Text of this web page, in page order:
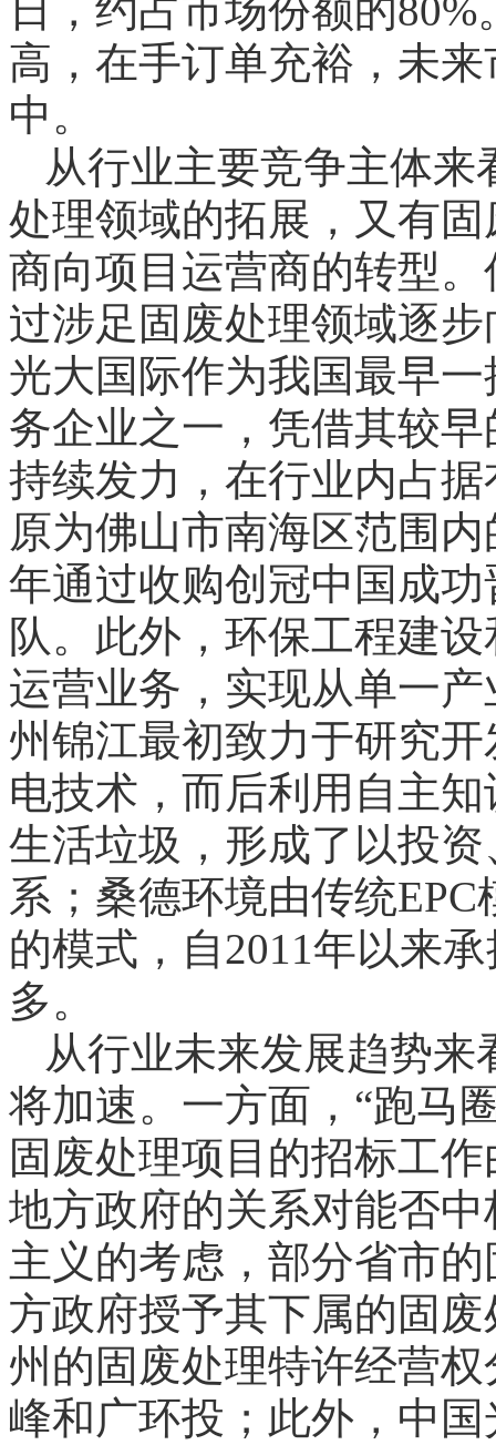
日，约占市场份额的
高，在手订单充裕，未
中。
从行业主要竞争主体
处理领域的拓展，又有
商向项目运营商的转型
过涉足固废处理领域逐
光大国际作为我国最早
务企业之一，凭借其较
持续发力，在行业内占
原为佛山市南海区范围
年通过收购创冠中国成
队。此外，环保工程建
运营业务，实现从单一
州锦江最初致力于研究
电技术，而后利用自主
生活垃圾，形成了以投
系；桑德环境由传统
的模式，自2011年以来
多。
从行业未来发展趋势
将加速。一方面，“跑马
固废处理项目的招标工
地方政府的关系对能否
主义的考虑，部分省市
方政府授予其下属的固
州的固废处理特许经营
峰和广环投；此外，中